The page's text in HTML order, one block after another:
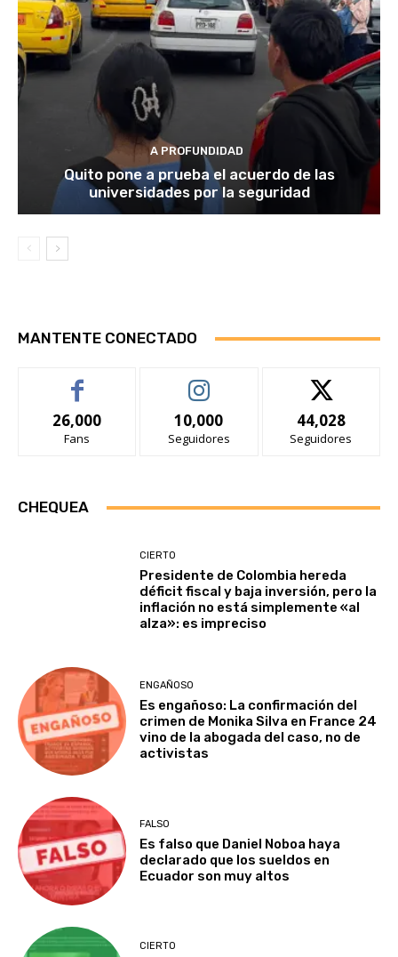
A PROFUNDIDAD
Quito pone a prueba el acuerdo de las
universidades por la seguridad
MANTENTE CONECTADO
26,000
Fans
10,000
Seguidores
44,028
Seguidores
CHEQUEA
CIERTO
Presidente de Colombia hereda
déficit fiscal y baja inversión, pero la
inflación no está simplemente «al
alza»: es impreciso
ENGAÑOSO
Es engañoso: La confirmación del
crimen de Monika Silva en France 24
vino de la abogada del caso, no de
activistas
FALSO
Es falso que Daniel Noboa haya
declarado que los sueldos en
Ecuador son muy altos
CIERTO